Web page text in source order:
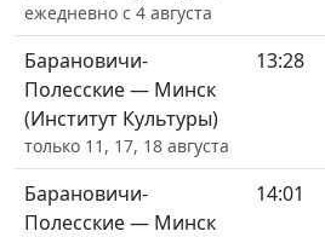
ежедневно с 4 августа
Барановичи-
Полесские — Минск
(Институт Культуры)
только 11, 17, 18 августа
13:28
Барановичи-
Полесские — Минск
14:01